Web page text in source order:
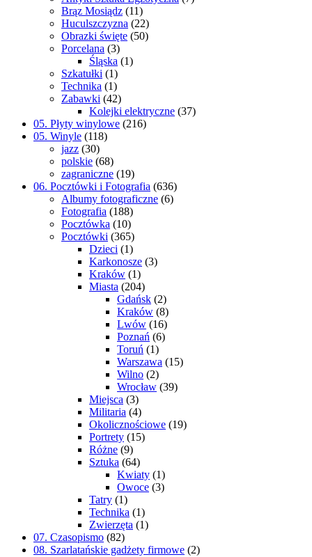
Brąz Mosiądz (11)
Huculszczyzna (22)
Obrazki święte (50)
Porcelana (3)
Śląska (1)
Szkatułki (1)
Technika (1)
Zabawki (42)
Kolejki elektryczne (37)
05. Płyty winylowe (216)
05. Winyle (118)
jazz (30)
polskie (68)
zagraniczne (19)
06. Pocztówki i Fotografia (636)
Albumy fotograficzne (6)
Fotografia (188)
Pocztówka (10)
Pocztówki (365)
Dzieci (1)
Karkonosze (3)
Kraków (1)
Miasta (204)
Gdańsk (2)
Kraków (8)
Lwów (16)
Poznań (6)
Toruń (1)
Warszawa (15)
Wilno (2)
Wrocław (39)
Miejsca (3)
Militaria (4)
Okolicznościowe (19)
Portrety (15)
Różne (9)
Sztuka (64)
Kwiaty (1)
Owoce (3)
Tatry (1)
Technika (1)
Zwierzęta (1)
07. Czasopismo (82)
08. Szarlatańskie gadżety firmowe (2)